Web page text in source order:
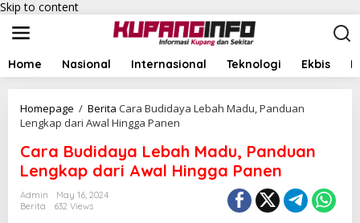
Skip to content
Home Nasional Internasional Teknologi Ekbis
Homepage / Berita Cara Budidaya Lebah Madu, Panduan
Lengkap dari Awal Hingga Panen
Cara Budidaya Lebah Madu, Panduan
Lengkap dari Awal Hingga Panen
Admin
May 16, 2024
Berita
632 Views